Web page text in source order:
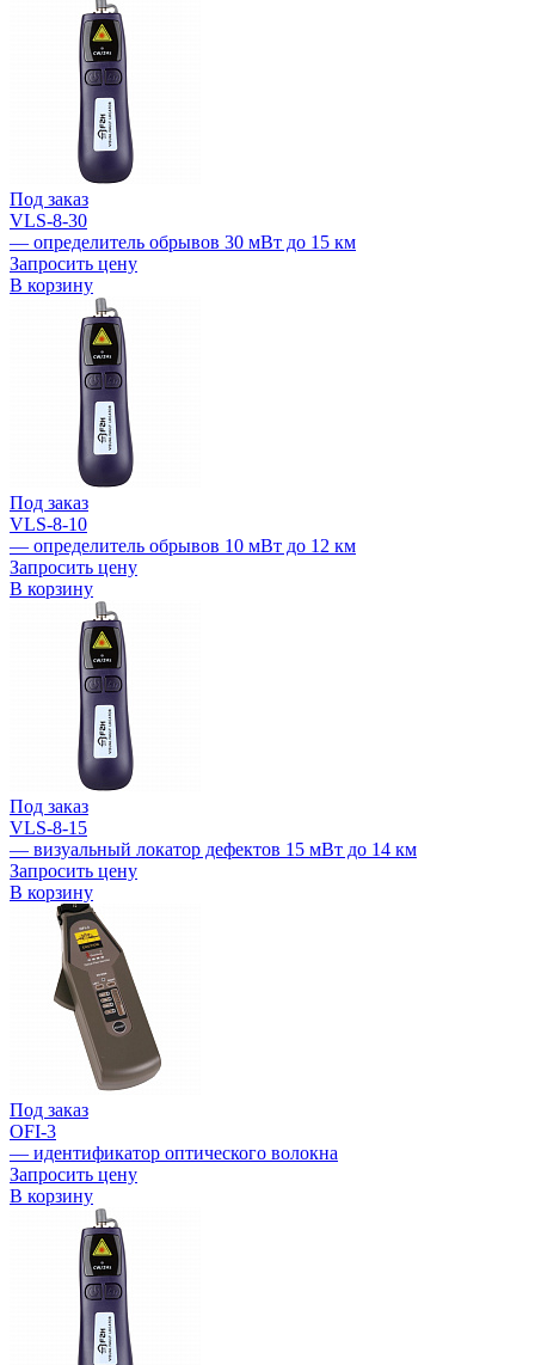
Под заказ
VLS-8-30
— определитель обрывов 30 мВт до 15 км
Запросить цену
В корзину
Под заказ
VLS-8-10
— определитель обрывов 10 мВт до 12 км
Запросить цену
В корзину
Под заказ
VLS-8-15
— визуальный локатор дефектов 15 мВт до 14 км
Запросить цену
В корзину
Под заказ
OFI-3
— идентификатор оптического волокна
Запросить цену
В корзину